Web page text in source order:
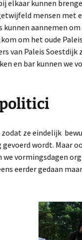
elkaar kunnen
mensen met
aannemen
om het oude
van Paleis Soestdijk
en bar kunnen we
ze eindelijk
wordt. Maar
vormingsdagen
eerder gedaan